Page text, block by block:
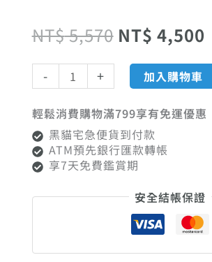
NT$5,570 NT$ 5,570。
NT$ 4,500
-
口
味
24
【僅
宅
配】
數
量
+ 加入購物車
輕鬆消費購物滿799享有免運優惠
黑貓宅急便貨到付款
ATM預先銀行匯款轉帳
享7天免費鑑賞期
安全結帳保證